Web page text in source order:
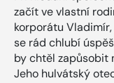
začít ve vlastní
korporátu
se rád chlubí
by chtěl zapůsobit
Jeho hulvátský